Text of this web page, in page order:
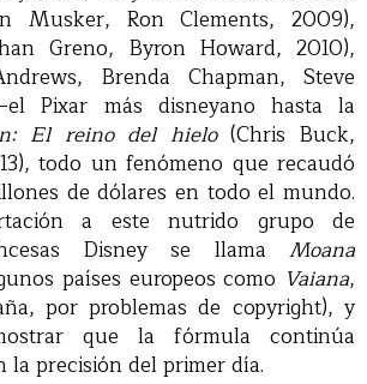
Musker, Ron Clements, 2009),
Greno, Byron Howard, 2010),
Brenda Chapman, Steve
Pixar más disneyano hasta la
El reino del hielo(Chris Buck,
todo un fenómeno que recaudó
de dólares en todo el mundo.
a este nutrido grupo de
Disney se llama Moana
países europeos como Vaiana,
por problemas de copyright), y
que la fórmula continúa
precisión del primer día.